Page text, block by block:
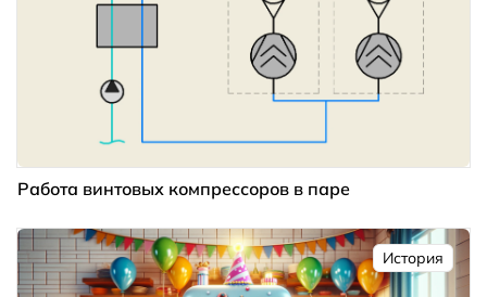
Работа винтовых компрессоров в паре
История